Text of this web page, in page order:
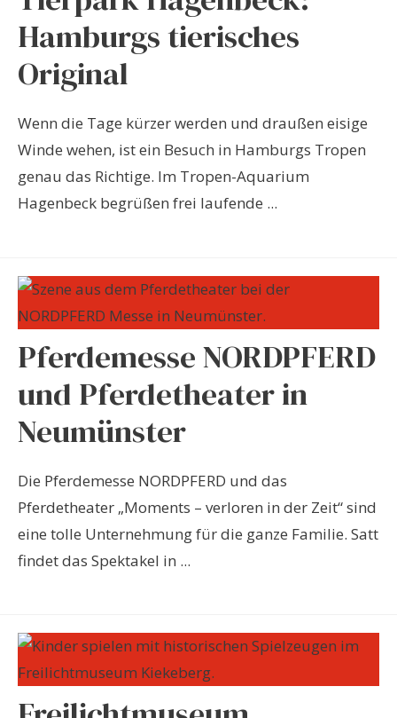
Hamburgs tierisches
Original
Wenn die Tage kürzer werden und draußen eisige
Winde wehen, ist ein Besuch in Hamburgs Tropen
genau das Richtige. Im Tropen-Aquarium
Hagenbeck begrüßen frei laufende ...
Pferdemesse NORDPFERD
und Pferdetheater in
Neumünster
Die Pferdemesse NORDPFERD und das
Pferdetheater „Moments – verloren in der Zeit“ sind
eine tolle Unternehmung für die ganze Familie. Satt
findet das Spektakel in ...